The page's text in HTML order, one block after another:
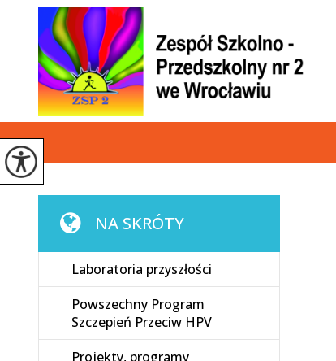
NA SKRÓTY
Laboratoria przyszłości
Powszechny Program
Szczepień Przeciw HPV
Projekty, programy